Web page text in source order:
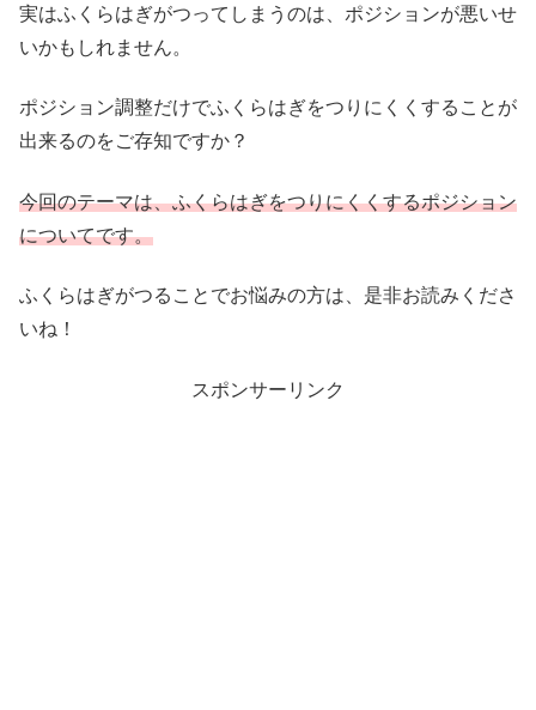
実はふくらはぎがつってしまうのは、ポジションが悪いせ
いかもしれません。
ポジション調整だけでふくらはぎをつりにくくすることが
出来るのをご存知ですか？
今回のテーマは、ふくらはぎをつりにくくするポジション
についてです。
ふくらはぎがつることでお悩みの方は、是非お読みくださ
いね！
スポンサーリンク